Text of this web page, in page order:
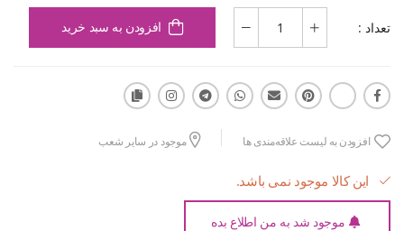
تعداد : افزودن به سبد خرید
افزودن به لیست علاقه‌مندی ها موجود در سایر شعب
این کالا موجود نمی باشد.
موجود شد به من اطلاع بده